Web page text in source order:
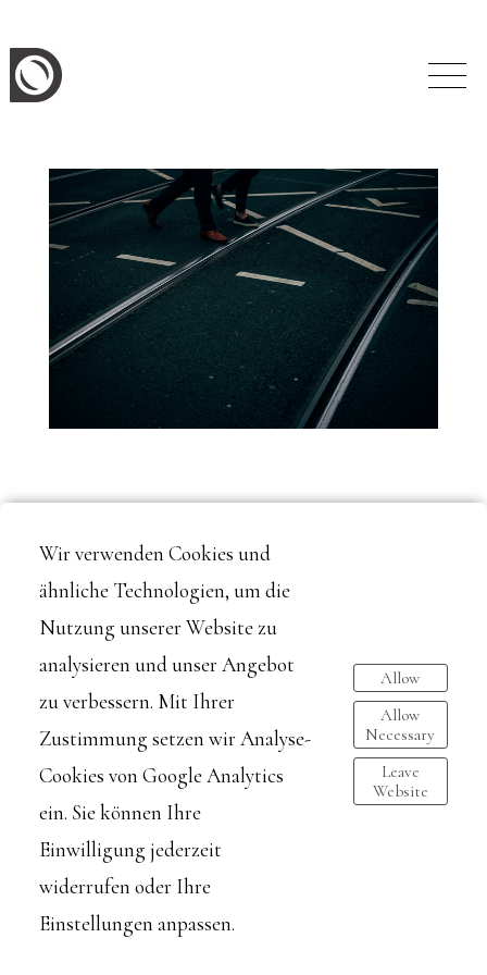
Photojournalism · Documentary · People · Architecture
Dominik C. Mayer Photojournalism · Documentary · People ·
Wir verwenden Cookies und
ähnliche Technologien, um die
Nutzung unserer Website zu
analysieren und unser Angebot
zu verbessern. Mit Ihrer
Zustimmung setzen wir Analyse-
Cookies von Google Analytics
ein. Sie können Ihre
Einwilligung jederzeit
widerrufen oder Ihre
Einstellungen anpassen.
Allow
Allow
Necessary
Leave
Website